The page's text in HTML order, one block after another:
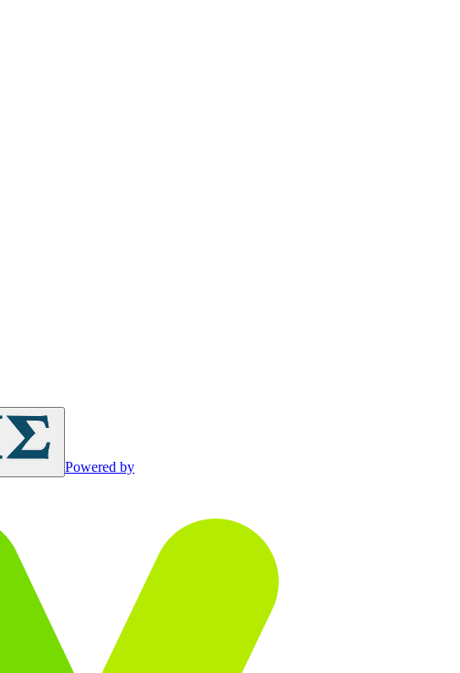
Powered by